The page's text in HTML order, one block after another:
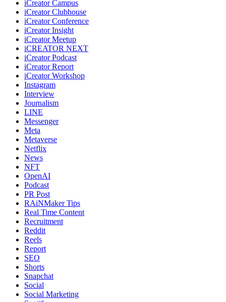
iCreator Campus
iCreator Clubhouse
iCreator Conference
iCreator Insight
iCreator Meetup
iCREATOR NEXT
iCreator Podcast
iCreator Report
iCreator Workshop
Instagram
Interview
Journalism
LINE
Messenger
Meta
Metaverse
Netflix
News
NFT
OpenAI
Podcast
PR Post
RAiNMaker Tips
Real Time Content
Recruitment
Reddit
Reels
Report
SEO
Shorts
Snapchat
Social
Social Marketing